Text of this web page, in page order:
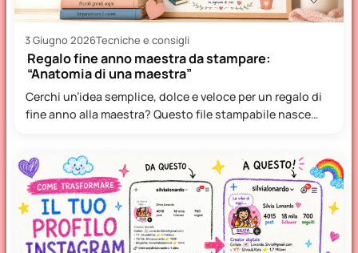
3 Giugno 2026Tecniche e consigli
Regalo fine anno maestra da stampare:
“Anatomia di una maestra”
Cerchi un’idea semplice, dolce e veloce per un regalo di
fine anno alla maestra? Questo file stampabile nasce…